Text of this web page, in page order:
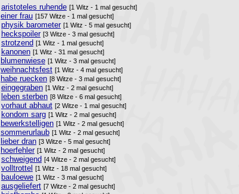
aristoteles ruhende [1 Witz - 1 mal gesucht]
einer frau [157 Witze - 1 mal gesucht]
physik barometer [1 Witz - 5 mal gesucht]
heckspoiler [3 Witze - 3 mal gesucht]
strotzend [1 Witz - 1 mal gesucht]
kanonen [1 Witz - 31 mal gesucht]
blumenwiese [1 Witz - 3 mal gesucht]
weihnachtsfest [1 Witz - 4 mal gesucht]
habe ruecken [8 Witze - 3 mal gesucht]
eingegraben [1 Witz - 2 mal gesucht]
leben sterben [8 Witze - 6 mal gesucht]
vorhaut abhaut [2 Witze - 1 mal gesucht]
kondom sarg [1 Witz - 2 mal gesucht]
bewerkstelligen [1 Witz - 2 mal gesucht]
sommerurlaub [1 Witz - 2 mal gesucht]
lieber dran [3 Witze - 5 mal gesucht]
hoerfehler [1 Witz - 2 mal gesucht]
schweigend [4 Witze - 2 mal gesucht]
volltrottel [1 Witz - 18 mal gesucht]
bauloewe [1 Witz - 3 mal gesucht]
ausgeliefert [7 Witze - 2 mal gesucht]